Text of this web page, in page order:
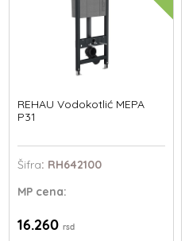
REHAU Vodokotlić MEPA
P31
Šifra: RH642100
MP cena:
16.260rsd